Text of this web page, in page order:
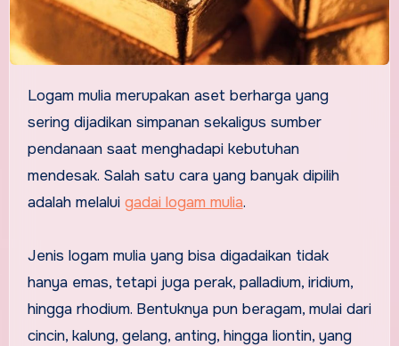
Logam mulia merupakan aset berharga yang
sering dijadikan simpanan sekaligus sumber
pendanaan saat menghadapi kebutuhan
mendesak. Salah satu cara yang banyak dipilih
adalah melalui gadai logam mulia.
Jenis logam mulia yang bisa digadaikan tidak
hanya emas, tetapi juga perak, palladium, iridium,
hingga rhodium. Bentuknya pun beragam, mulai dari
cincin, kalung, gelang, anting, hingga liontin, yang